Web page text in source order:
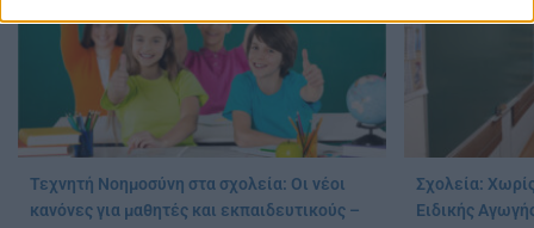
Τεχνητή Νοημοσύνη στα σχολεία: Οι νέοι
κανόνες για μαθητές και εκπαιδευτικούς –
Σχολεία:
Ειδικής